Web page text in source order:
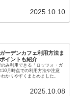
2025.10.10
ーデンカフェ利用方法ま
イントも紹介
み利用できる「ロッツォ・ガ
10月時点での利用方法や注意
かりやすくまとめました。
2025.10.08